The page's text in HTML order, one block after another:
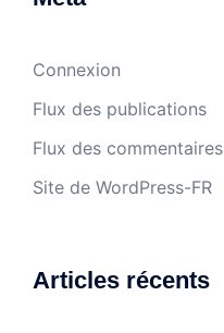
Connexion
Flux des publications
Flux des commentaires
Site de WordPress-FR
Articles récents